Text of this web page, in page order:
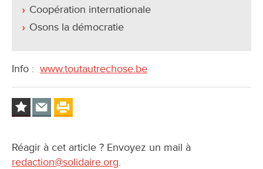
Coopération internationale
Osons la démocratie
Info : www.toutautrechose.be
Réagir à cet article ? Envoyez un mail à
redaction@solidaire.org.